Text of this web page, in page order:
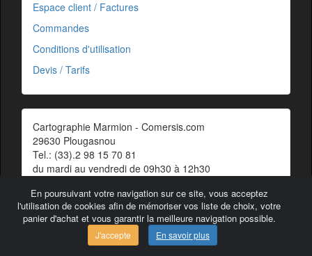
En poursuivant votre navigation sur ce site, vous acceptez
l'utilisation de cookies afin de mémoriser vos liste de choix, votre
panier d'achat et vous garantir la meilleure navigation possible.
J'accepte En savoir plus
Espace client / Factures
Commandes
Conditions d'utilisation
Devis / Tarifs
Cartographie Marmion - Comersis.com
29630 Plougasnou
Tel.: (33).2 98 15 70 81
du mardi au vendredi de 09h30 à 12h30
Contact